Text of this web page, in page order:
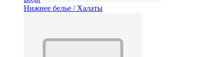
Нижнее белье / Халаты